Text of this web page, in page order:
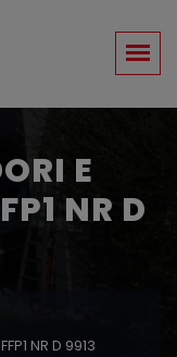
E
NR D
NR D 9913